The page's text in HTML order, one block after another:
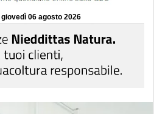
giovedì 06 agosto 2026